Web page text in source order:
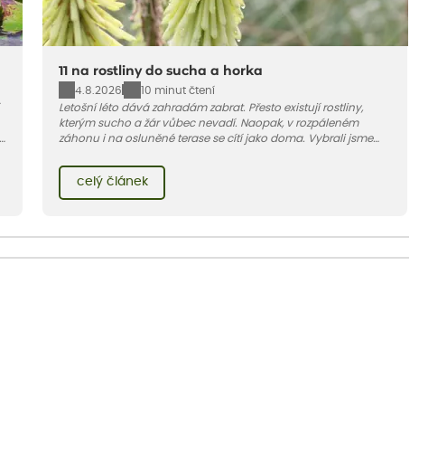
11 na rostliny do sucha a horka
4.8.2026
10 minut čtení
Letošní léto dává zahradám zabrat. Přesto existují rostliny,
kterým sucho a žár vůbec nevadí. Naopak, v rozpáleném
záhonu i na osluněné terase se cítí jako doma. Vybrali jsme
léto bez pravidelné zálivky. Pojďme se podívat, které to jsou.
celý článek